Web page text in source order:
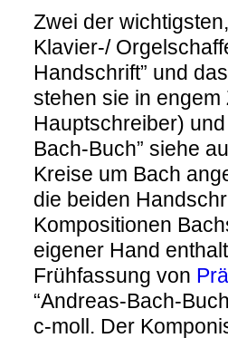
Zwei der
Klavier-/
Handschrift” und
stehen sie in
Hauptschreiber)
Bach-Buch” siehe
Kreise um Bach
die beiden
Kompositionen
eigener Hand
Frühfassung von
“Andreas-Bach-
c-moll. Der